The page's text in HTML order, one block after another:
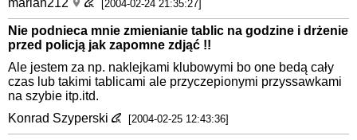
marian212
[2004-02-24 21:35:27]
Nie podnieca mnie zmienianie tablic na godzine i drżenie
przed policją jak zapomne zdjąć !!
Ale jestem za np. naklejkami klubowymi bo one bedą cały
czas lub takimi tablicami ale przyczepionymi przyssawkami
na szybie itp.itd.
Konrad Szyperski
[2004-02-25 12:43:36]